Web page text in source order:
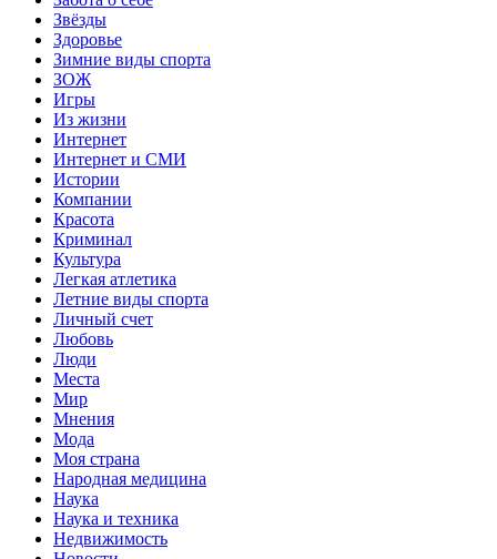
Звёзды
Здоровье
Зимние виды спорта
ЗОЖ
Игры
Из жизни
Интернет
Интернет и СМИ
Истории
Компании
Красота
Криминал
Культура
Легкая атлетика
Летние виды спорта
Личный счет
Любовь
Люди
Места
Мир
Мнения
Мода
Моя страна
Народная медицина
Наука
Наука и техника
Недвижимость